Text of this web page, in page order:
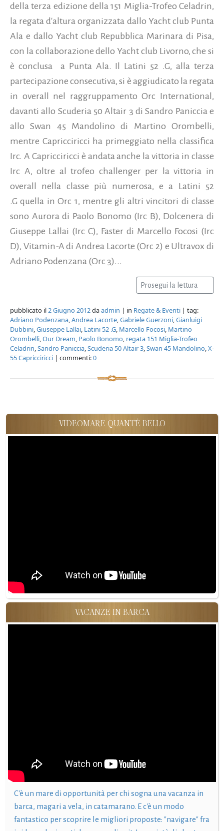
della terza edizione della 151 Miglia-Trofeo Celadrin,
la regata d'altura organizzata dallo Yacht club Punta
Ala e dallo Yacht club Repubblica Marinara di Pisa,
con la collaborazione dello Yacht club Livorno, che si
è conclusa a Punta Ala. Il Latini 52 .G, alla terza
partecipazione consecutiva, si è aggiudicato la regata
in overall nel raggruppamento Orc International,
davanti allo Scuderia 50 Altair 3 di Sandro Paniccia e
allo Swan 45 Mandolino di Martino Orombelli,
mentre Capricciricci ha primeggiato nella classifica
Irc. A Capricciricci è andata anche la vittoria in classe
Irc A, oltre al trofeo challenger per la vittoria in
overall nella classe più numerosa, e a Latini 52
.G quella in Orc 1, mentre gli altri vincitori di classe
sono Aurora di Paolo Bonomo (Irc B), Dolcenera di
Giuseppe Lallai (Irc C), Faster di Marcello Focosi (Irc
D), Vitamin-A di Andrea Lacorte (Orc 2) e Ultravox di
Adriano Podenzana (Orc 3)...
Prosegui la lettura
pubblicato il2 Giugno 2012daadmin | in Regate & Eventi | tag:
Adriano Podenzana,Andrea Lacorte,Gabriele Guerzoni,Gianluigi
Dubbini,Giuseppe Lallai, Latini 52 .G, Marcello Focosi, Martino
Orombelli,Our Dream, Paolo Bonomo, regata 151 Miglia-Trofeo
Celadrin,Sandro Paniccia,Scuderia 50 Altair 3,Swan 45 Mandolino,X-
55 Capricciricci | commenti:0
VIDEOMARE QUANT'È BELLO
VACANZE IN BARCA
C'è un mare di opportunità per chi sogna una vacanza in
barca, magari a vela, in catamarano. E c'è un modo
fantastico per scoprire le migliori proposte: "navigare" fra